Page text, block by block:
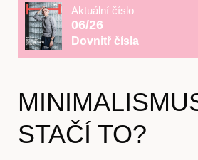
Aktuální číslo
06/26
Dovnitř čísla
STAČÍ TO?